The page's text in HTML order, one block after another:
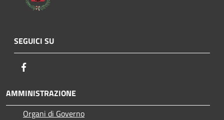
SEGUICI SU
AMMINISTRAZIONE
Organi di Governo